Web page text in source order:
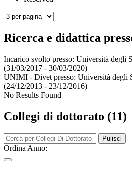
Ricerca e didattica
Incarico svolto presso: Università degli
(31/03/2017 - 30/03/2020)
UNIMI - Divet presso: Università
(24/12/2013 - 23/12/2016)
No Results Found
Collegi di dottorato (11)
Pulisci
Ordina Anno: